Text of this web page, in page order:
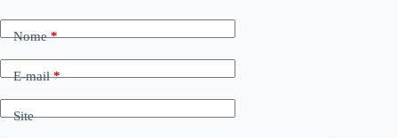
Nome*
E-mail*
Site